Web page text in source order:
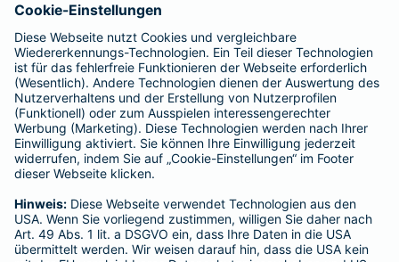
Schnelle Notfallversorgung bei Ernstfällen
gewährleisten
Der Dackel Balu macht für Leckerlies alles. Beim Gassigehen
frisst er leider eine mit Rasierklingen gespickte Wurst. Die
Notfalls nimmt der Tierarzt den 4-fachen GOT-Satz und Balus
Besitzer muss eine vierstellige Rechnung begleichen. Der
Basis-Schutz der Barmenia erstattet dieNotfallversorgung